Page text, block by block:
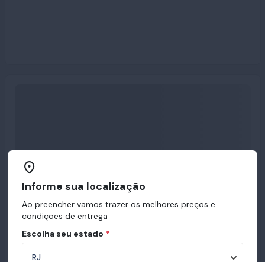
Informe sua localização
Ao preencher vamos trazer os melhores preços e
condições de entrega
Escolha seu estado *